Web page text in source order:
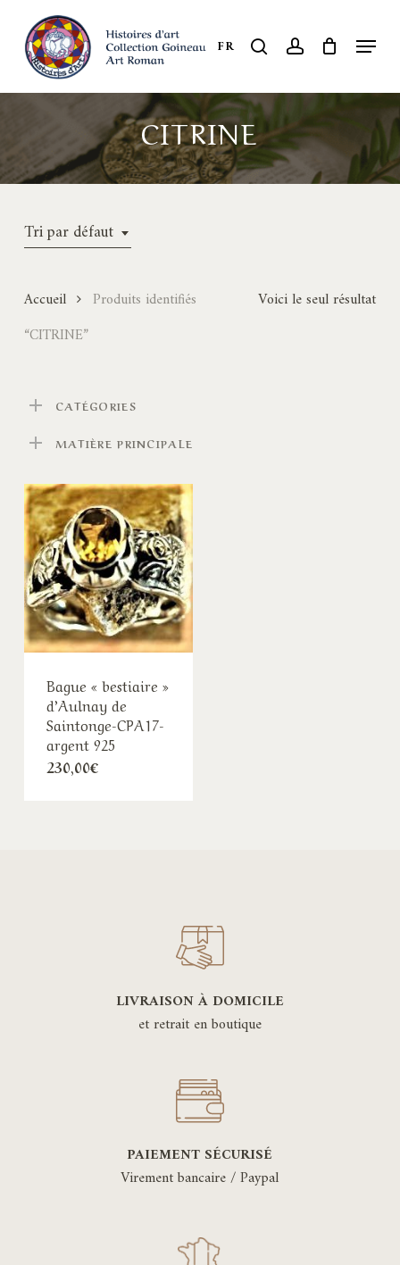
main
content
FR search account Menu
CITRINE
Tri par défaut
Voici le seul résultat
Accueil
Produits identifiés
“CITRINE”
CATÉGORIES
MATIÈRE PRINCIPALE
Bague « bestiaire »
d’Aulnay de
Saintonge-CPA17-
argent 925
230,00€
LIVRAISON À DOMICILE
et retrait en boutique
PAIEMENT SÉCURISÉ
Virement bancaire / Paypal
Close